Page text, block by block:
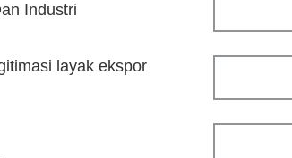
Industri
layak ekspor